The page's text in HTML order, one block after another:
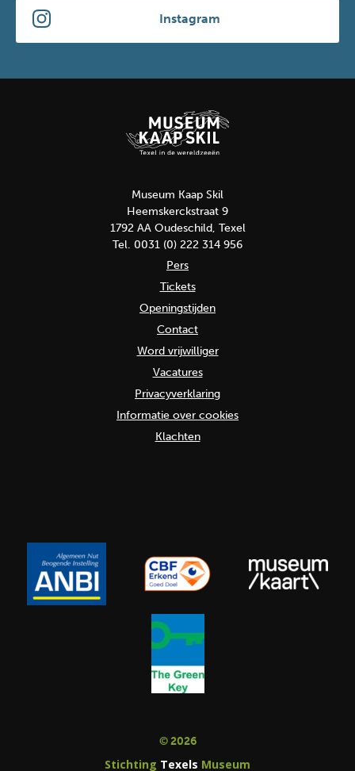
Instagram
Museum Kaap Skil
Heemskerckstraat 9
1792 AA Oudeschild, Texel
Tel. 0031 (0) 222 314 956
Pers
Tickets
Openingstijden
Contact
Word vrijwilliger
Vacatures
Privacyverklaring
Informatie over cookies
Klachten
© 2026
Stichting Texels Museum